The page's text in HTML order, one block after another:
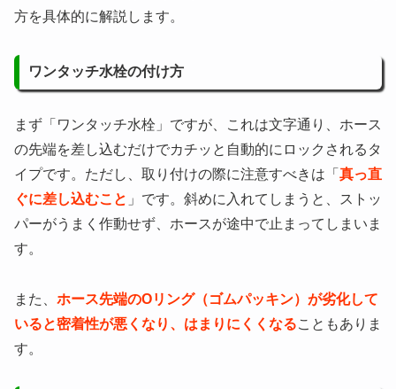
方を具体的に解説します。
ワンタッチ水栓の付け方
まず「ワンタッチ水栓」ですが、これは文字通り、ホース
の先端を差し込むだけでカチッと自動的にロックされるタ
イプです。ただし、取り付けの際に注意すべきは「 真っ直
ぐに差し込むこと 」です。斜めに入れてしまうと、ストッ
パーがうまく作動せず、ホースが途中で止まってしまいま
す。
また、 ホース先端のOリング（ゴムパッキン）が劣化して
いると密着性が悪くなり、はまりにくくなることもありま
す。